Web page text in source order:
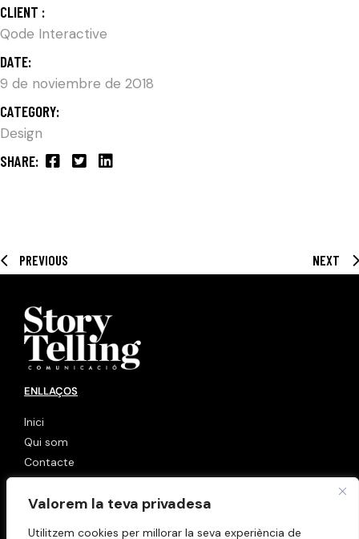
Valorem la teva privadesa
Utilitzem cookies per millorar la seva experiència de
CLIENT :
Qode Interactive
DATE:
9 de noviembre de 2018
CATEGORY:
Design
SHARE:
PREVIOUS NEXT
ENLLAÇOS
Inici
Qui som
Contacte